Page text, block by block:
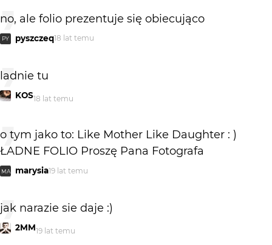
no, ale folio prezentuje się obiecująco
PY pyszczeq18 lat temu
ladnie tu
KOS18 lat temu
o tym jako to: Like Mother Like Daughter : )
ŁADNE FOLIO Proszę Pana Fotografa
MA marysia19 lat temu
jak narazie sie daje :)
2MM19 lat temu